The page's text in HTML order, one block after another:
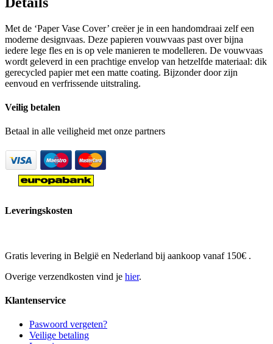
Met de ‘Paper Vase Cover’ creëer je in een handomdraai zelf een
moderne designvaas. Deze papieren vouwvaas past over bijna
iedere lege fles en is op vele manieren te modelleren. De vouwvaas
wordt geleverd in een prachtige envelop van hetzelfde materiaal: dik
gerecycled papier met een matte coating. Bijzonder door zijn
eenvoud en verfrissende uitstraling.
Veilig betalen
Betaal in alle veiligheid met onze partners
Leveringskosten
Gratis levering in België en Nederland bij aankoop vanaf 150€ .
Overige verzendkosten vind je hier.
Klantenservice
Paswoord vergeten?
Veilige betaling